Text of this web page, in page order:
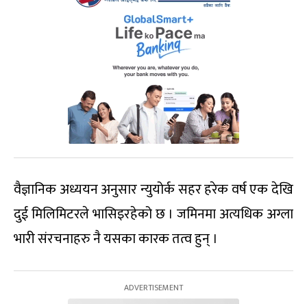
वैज्ञानिक अध्ययन अनुसार न्युयोर्क सहर हरेक वर्ष एक देखि
दुई मिलिमिटरले भासिइरहेको छ । जमिनमा अत्यधिक अग्ला
भारी संरचनाहरु नै यसका कारक तत्व हुन् ।